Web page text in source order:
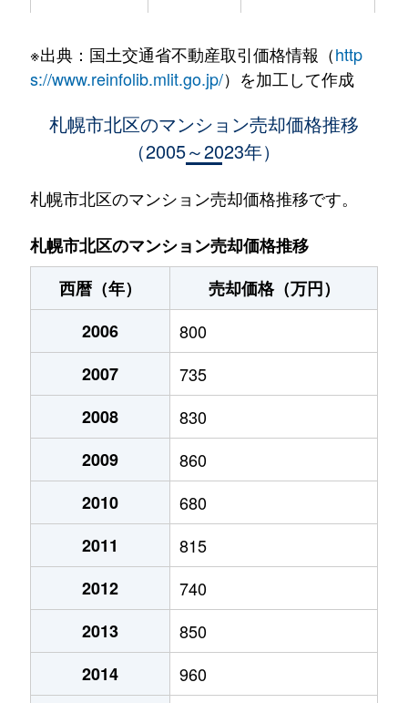
あいの里２条
400万円 あいの里教育大
720万円 あいの里教育大
あいの里２条
550万円 あいの里教育大
あいの里２条
200万円 あいの里教育大
あいの里２条
150万円 あいの里教育大
あいの里２条
700万円
あいの里２条
250万円
あいの里２条
150万円
あいの里２条
400万円
あいの里２条
650万円
あいの里２条
550万円
あいの里２条
200万円
あいの里２条
210万円
あいの里２条
320万円
※出典：国土交通省不動産取引価格情報（http
s://www.reinfolib.mlit.go.jp/）を加工して作成
札幌市北区のマンション売却価格推移
（2005～2023年）
札幌市北区のマンション売却価格推移です。
札幌市北区のマンション売却価格推移
西暦（年）
売却価格（万円）
2006
800
2007
735
2008
830
2009
860
2010
680
2011
815
2012
740
2013
850
2014
960